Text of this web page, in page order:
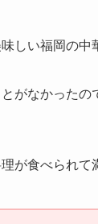
しい福岡の中
がなかった
が食べられて